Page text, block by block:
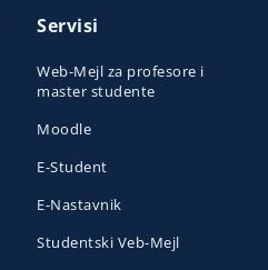
Servisi
Web-Mejl za profesore i
master studente
Moodle
E-Student
E-Nastavnik
Studentski Veb-Mejl